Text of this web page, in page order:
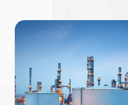
核心控制部件，其重要性不言而喻